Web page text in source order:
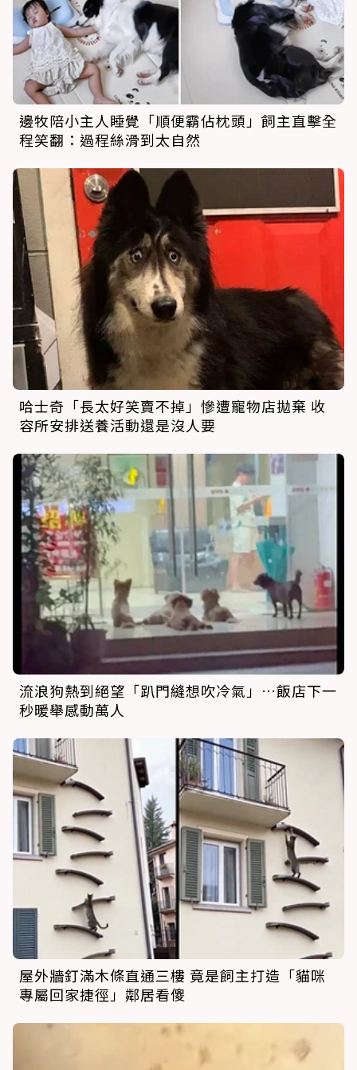
邊牧陪小主人睡覺「順便霸佔枕頭」飼主直擊全
程笑翻：過程絲滑到太自然
哈士奇「長太好笑賣不掉」慘遭寵物店拋棄 收
容所安排送養活動還是沒人要
流浪狗熱到絕望「趴門縫想吹冷氣」…飯店下一
秒暖舉感動萬人
屋外牆釘滿木條直通三樓 竟是飼主打造「貓咪
專屬回家捷徑」鄰居看傻